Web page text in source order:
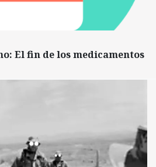
El fin de los medicamentos